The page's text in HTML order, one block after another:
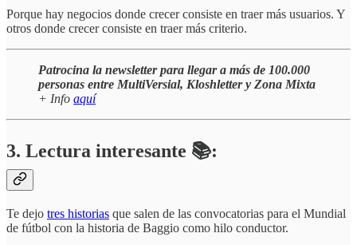
Porque hay negocios donde crecer consiste en traer más usuarios. Y
otros donde crecer consiste en traer más criterio.
Patrocina la newsletter para llegar a más de 100.000
personas entre MultiVersial, Kloshletter y Zona Mixta
+ Info aquí
3. Lectura interesante 📚:
Te dejo tres historias que salen de las convocatorias para el Mundial
de fútbol con la historia de Baggio como hilo conductor.